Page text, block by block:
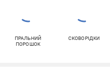
ПРАЛЬНИЙ
ПОРОШОК
СКОВОРІДКИ